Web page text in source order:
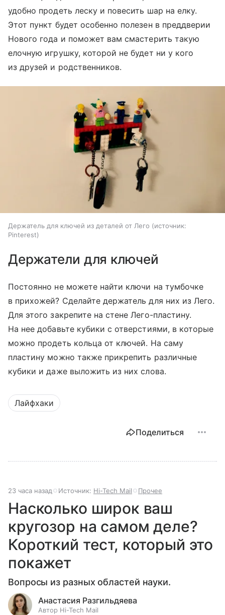
удобно продеть леску и повесить шар на елку.
Этот пункт будет особенно полезен в преддверии
Нового года и поможет вам смастерить такую
елочную игрушку, которой не будет ни у кого
из друзей и родственников.
Держатель для ключей из деталей от Лего
источник:
Pinterest
Держатели для ключей
Постоянно не можете найти ключи на тумбочке
в прихожей? Сделайте держатель для них из Лего.
Для этого закрепите на стене Лего-пластину.
На нее добавьте кубики с отверстиями, в которые
можно продеть кольца от ключей. На саму
пластину можно также прикрепить различные
кубики и даже выложить из них слова.
Лайфхаки
Поделиться
23 часа назад Источник: Hi-Tech Mail Прочее
Насколько широк ваш
кругозор на самом деле?
Короткий тест, который это
покажет
Вопросы из разных областей науки.
Анастасия Разгильдяева
Автор Hi-Tech Mail